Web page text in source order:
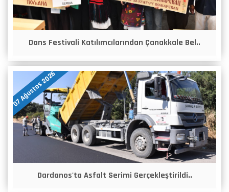
Dans Festivali Katılımcılarından Çanakkale Bel..
07 Ağustos 2026
Dardanos'ta Asfalt Serimi Gerçekleştirildi..